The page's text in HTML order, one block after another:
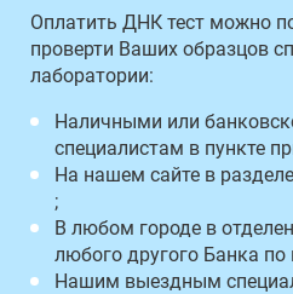
Оплатить ДНК тест можно
проверти Ваших образцов
лаборатории:
Наличными или
специалистам в пункте
На нашем сайте в разделе
;
В любом городе в
любого другого Банка по
Нашим выездным